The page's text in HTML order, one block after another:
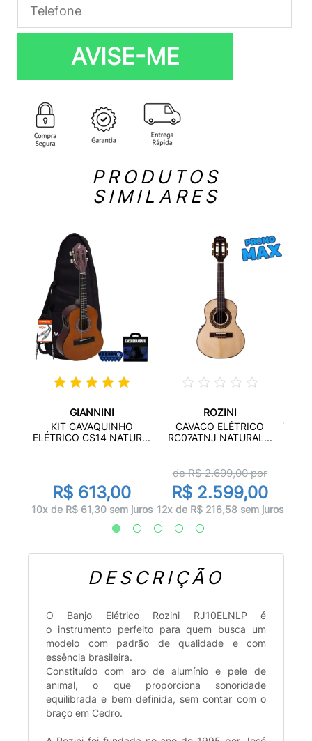
AVISE-ME
PRODUTOS
SIMILARES
GIANNINI
KIT CAVAQUINHO
ELÉTRICO CS14 NATUR...
R$ 613,00
10x de R$ 61,30 sem juros
ROZINI
CAVACO ELÉTRICO
RC07ATNJ NATURAL...
de R$2.699,00por
R$ 2.599,00
12x de R$ 216,58 sem juros
DESCRIÇÃO
O Banjo Elétrico Rozini RJ10ELNLP é
o instrumento perfeito para quem busca um
modelo com padrão de qualidade e com
essência brasileira.
Constituído com aro de alumínio e pele de
animal, o que proporciona sonoridade
equilibrada e bem definida, sem contar com o
braço em Cedro.